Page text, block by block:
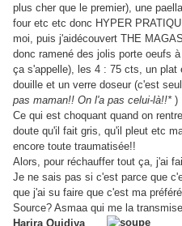
plus cher que le premier), une
four etc etc donc HYPER
moi, puis j'aidécouvert THE
donc ramené des jolis porte oeufs
ça s'appelle), les 4 : 75 cts, un plat
douille et un verre doseur (c'est
pas maman!! On l'a pas celui-là!!*)
Ce qui est choquant quand on
doute qu'il fait gris, qu'il pleut etc
encore toute traumatisée!!
Alors, pour réchauffer tout ça, j'ai
Je ne sais pas si c'est parce que
que j'ai su faire que c'est ma
Source? Asmaa qui me la
Harira Oujdiya